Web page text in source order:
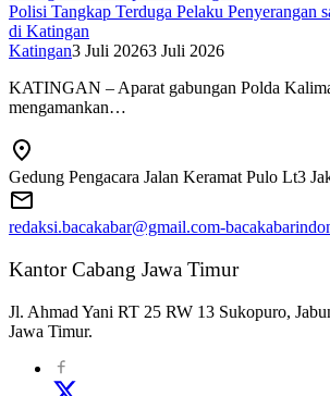
Polisi Tangkap Terduga Pelaku Penyerangan
di Katingan
Katingan3 Juli 20263 Juli 2026
KATINGAN – Aparat gabungan Polda
mengamankan…
Gedung Pengacara Jalan Keramat Pulo Lt3
redaksi.bacakabar@gmail.com-
Kantor Cabang Jawa Timur
Jl. Ahmad Yani RT 25 RW 13 Sukopuro,
Jawa Timur.